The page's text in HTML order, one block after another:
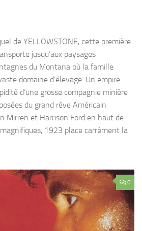
de YELLOWSTONE, cette première
jusqu’aux paysages
du Montana où la famille
domaine d’élevage. Un empire
d’une grosse compagnie minière
du grand rêve Américain
Mirren et Harrison Ford en haut de
magnifiques, 1923 place carrément la
0